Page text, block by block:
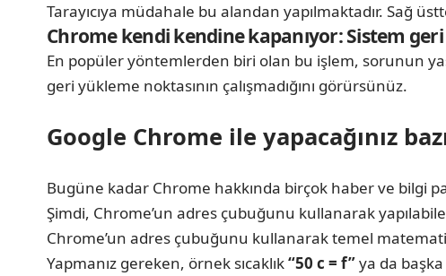
Tarayıcıya müdahale bu alandan yapılmaktadır. Sağ
Chrome kendi kendine kapanıyor: Sistem
En popüler yöntemlerden biri olan bu işlem, sorunun
geri yükleme noktasının çalışmadığını görürsünüz.
Google Chrome ile yapacağınız
Bugüne kadar Chrome hakkında birçok haber ve bilgi
Şimdi, Chrome’un adres çubuğunu kullanarak
Chrome’un adres çubuğunu kullanarak temel
Yapmanız gereken, örnek sıcaklık“50 c = f”ya da